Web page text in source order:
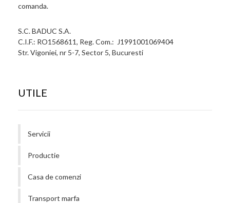
comanda.
S.C. BADUC S.A.
C.I.F.: RO1568611, Reg. Com.: J1991001069404
Str. Vigoniei, nr 5-7, Sector 5, Bucuresti
UTILE
Servicii
Productie
Casa de comenzi
Transport marfa